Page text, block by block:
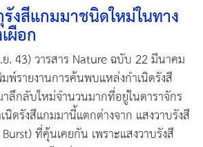
งสีแกมมาชนิดใหม่ในทาง
ผือก
ย. 43) วารสาร Nature ฉบับ 22 มีนาคม
พ์รายงานการค้นพบแหล่งกำเนิดรังสี
ลึกลับใหม่จำนวนมากที่อยู่ในดาราจักร
นิดรังสีแกมมานี้แตกต่างจาก แสงวาบรังสี
ที่คุ้นเคยกัน เพราะแสงวาบรังสี